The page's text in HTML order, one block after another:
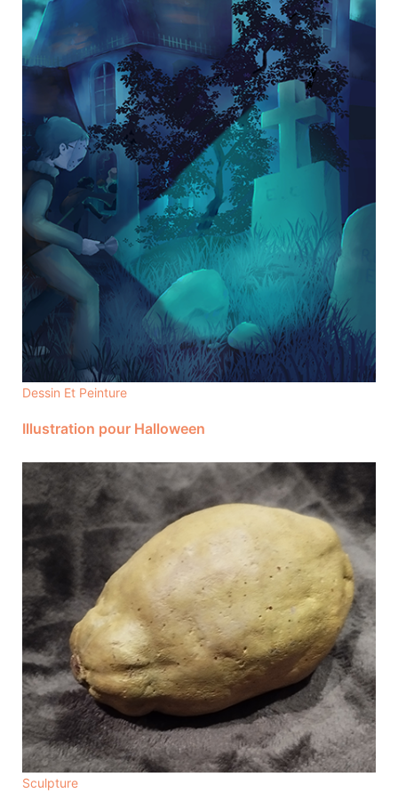
Dessin Et Peinture
Illustration pour Halloween
Sculpture